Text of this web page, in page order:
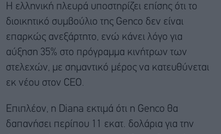
Η ελληνική πλευρά υποστηρίζει επίσης ότι το
διοικητικό συμβούλιο της Genco δεν είναι
επαρκώς ανεξάρτητο, ενώ κάνει λόγο για
αύξηση 35% στο πρόγραμμα κινήτρων των
στελεχών, με σημαντικό μέρος να κατευθύνεται
εκ νέου στον CEO.
Επιπλέον, η Diana εκτιμά ότι η Genco θα
δαπανήσει περίπου 11 εκατ. δολάρια για την